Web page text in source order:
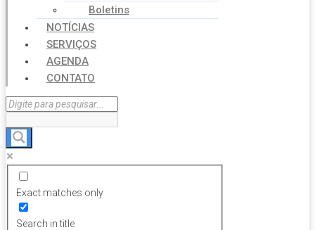
Boletins
NOTÍCIAS
SERVIÇOS
AGENDA
CONTATO
Exact matches only
Search in title